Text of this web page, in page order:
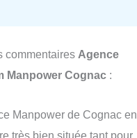
commentaires Agence
Manpower Cognac :
Manpower de Cognac en
très bien située tant pour